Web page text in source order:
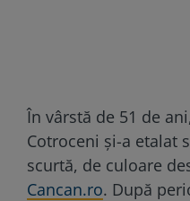
În vârstă de 51 de
Cotroceni și-a etalat
scurtă, de culoare
Cancan.ro. După